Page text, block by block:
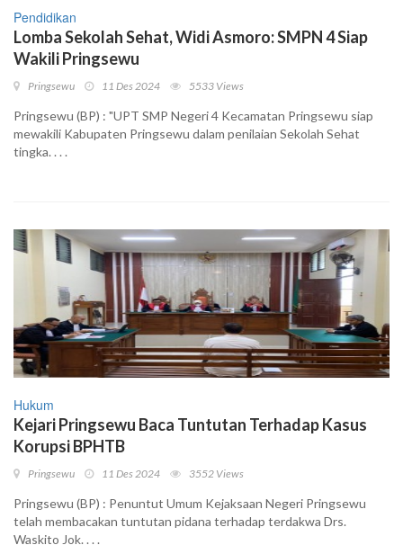
Pendidikan
Lomba Sekolah Sehat, Widi Asmoro: SMPN 4 Siap
Wakili Pringsewu
Pringsewu 11 Des 2024 5533 Views
Pringsewu (BP) : "UPT SMP Negeri 4 Kecamatan Pringsewu siap
mewakili Kabupaten Pringsewu dalam penilaian Sekolah Sehat
tingka. . . .
Hukum
Kejari Pringsewu Baca Tuntutan Terhadap Kasus
Korupsi BPHTB
Pringsewu 11 Des 2024 3552 Views
Pringsewu (BP) : Penuntut Umum Kejaksaan Negeri Pringsewu
telah membacakan tuntutan pidana terhadap terdakwa Drs.
Waskito Jok. . . .